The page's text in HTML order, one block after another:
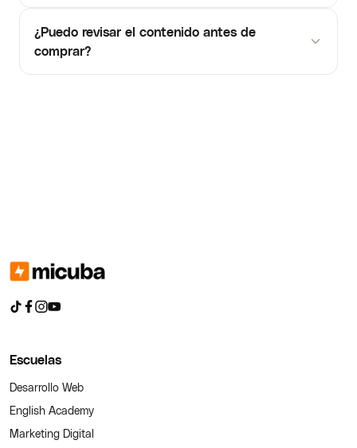
¿Puedo revisar el contenido antes de
comprar?
Escuelas
Desarrollo Web
English Academy
Marketing Digital